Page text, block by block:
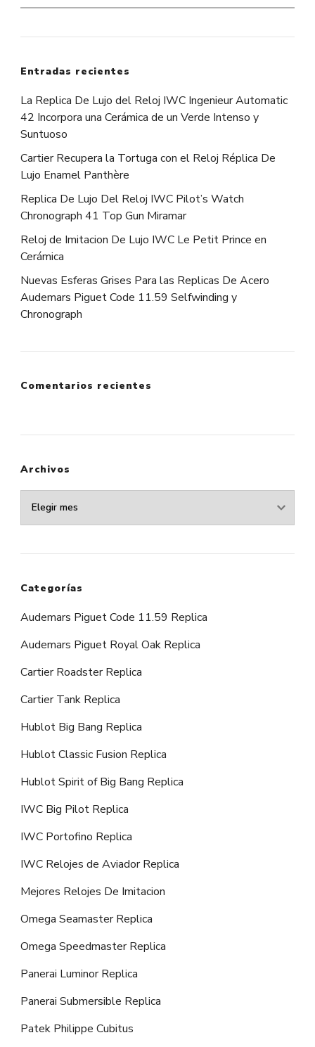
Entradas recientes
La Replica De Lujo del Reloj IWC Ingenieur Automatic
42 Incorpora una Cerámica de un Verde Intenso y
Suntuoso
Cartier Recupera la Tortuga con el Reloj Réplica De
Lujo Enamel Panthère
Replica De Lujo Del Reloj IWC Pilot’s Watch
Chronograph 41 Top Gun Miramar
Reloj de Imitacion De Lujo IWC Le Petit Prince en
Cerámica
Nuevas Esferas Grises Para las Replicas De Acero
Audemars Piguet Code 11.59 Selfwinding y
Chronograph
Comentarios recientes
Archivos
Archivos
Categorías
Audemars Piguet Code 11.59 Replica
Audemars Piguet Royal Oak Replica
Cartier Roadster Replica
Cartier Tank Replica
Hublot Big Bang Replica
Hublot Classic Fusion Replica
Hublot Spirit of Big Bang Replica
IWC Big Pilot Replica
IWC Portofino Replica
IWC Relojes de Aviador Replica
Mejores Relojes De Imitacion
Omega Seamaster Replica
Omega Speedmaster Replica
Panerai Luminor Replica
Panerai Submersible Replica
Patek Philippe Cubitus